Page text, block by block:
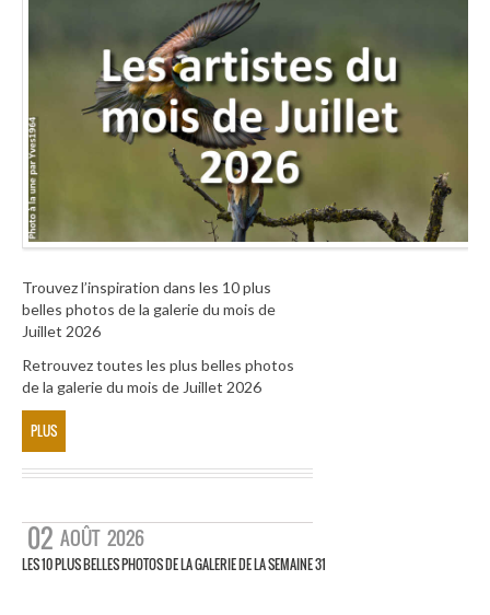
Trouvez l’inspiration dans les 10 plus
belles photos de la galerie du mois de
Juillet 2026
Retrouvez toutes les plus belles photos
de la galerie du mois de Juillet 2026
PLUS
02 AOÛT 2026
LES 10 PLUS BELLES PHOTOS DE LA GALERIE DE LA SEMAINE 31